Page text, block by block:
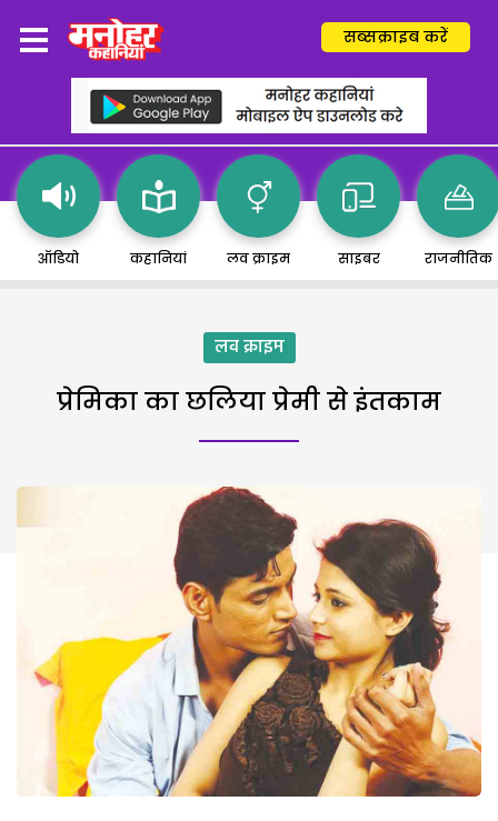
सब्सक्राइब करें
ऑडियो कहानियां लव क्राइम साइबर राजनीतिक
लव क्राइम
प्रेमिका का छलिया प्रेमी से इंतकाम